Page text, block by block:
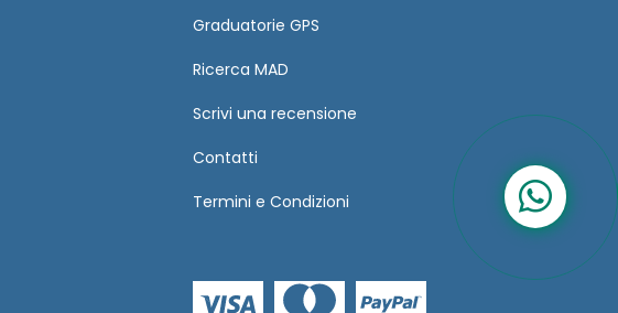
Graduatorie GPS
Ricerca MAD
Scrivi una recensione
Contatti
Termini e Condizioni